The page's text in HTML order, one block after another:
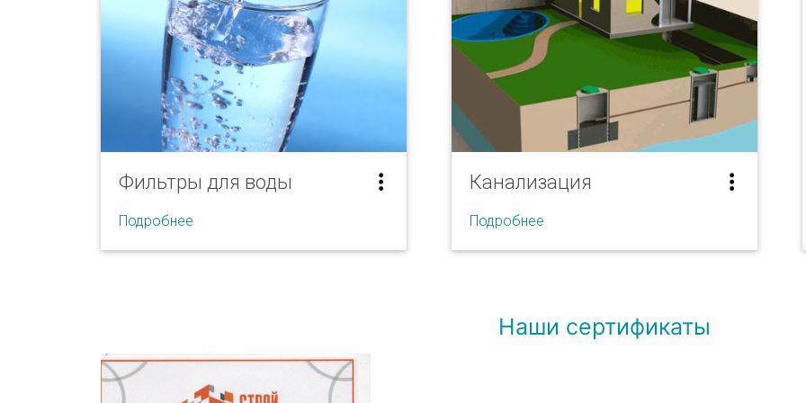
Полипропиленовые бассейны
Сборно-каркасные бассейны
Фильтры для воды
Подробнее
Фильтры-кувшины
Канализация
Подробнее
Жироуловители
Наши сертификаты